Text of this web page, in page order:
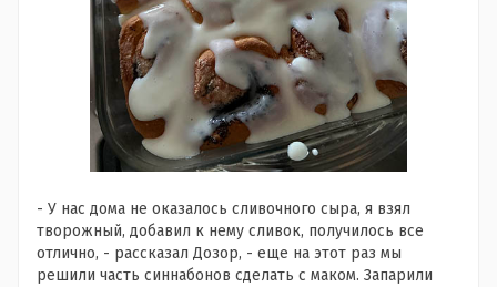
- У нас дома не оказалось сливочного сыра, я взял
творожный, добавил к нему сливок, получилось все
отлично, - рассказал Дозор, - еще на этот раз мы
решили часть синнабонов сделать с маком. Запарили